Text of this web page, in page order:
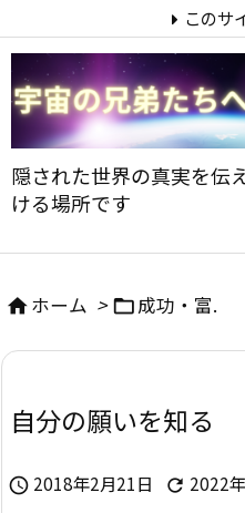
隠された世界の真実を伝
ける場所です
このサ
ホーム > 成功・富.
自分の願いを知る
 2018年2月21日  2022